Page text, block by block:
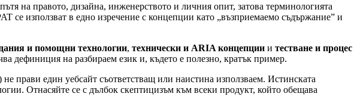
на правото, дизайна, инженерството и личния опит, затова терминологията
се използват в едно изречение с концепции като „възприемаемо съдържание” и
и помощни технологии, технически и ARIA концепции и тестване и процес
дефиниция на разбираем език и, където е полезно, кратък пример.
прави един уебсайт съответстващ или наистина използваем. Истинската
Отнасяйте се с дълбок скептицизъм към всеки продукт, който обещава